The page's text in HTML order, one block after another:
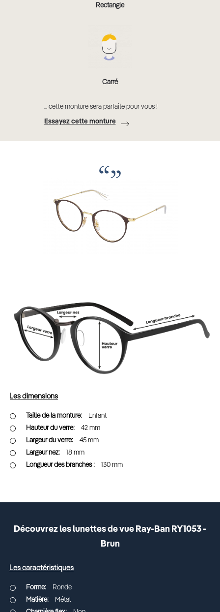
Rectangle
Carré
... cette monture sera parfaite pour vous !
Essayez cette monture
Les dimensions
Enfant
42 mm
45 mm
18 mm
130 mm
Découvrez les lunettes de vue Ray-Ban RY1053 -
Brun
Les caractéristiques
Ronde
Métal